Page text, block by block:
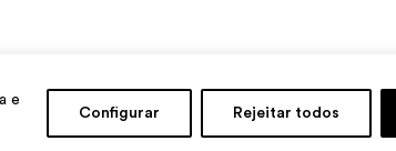
e
Configurar Rejeitar todos